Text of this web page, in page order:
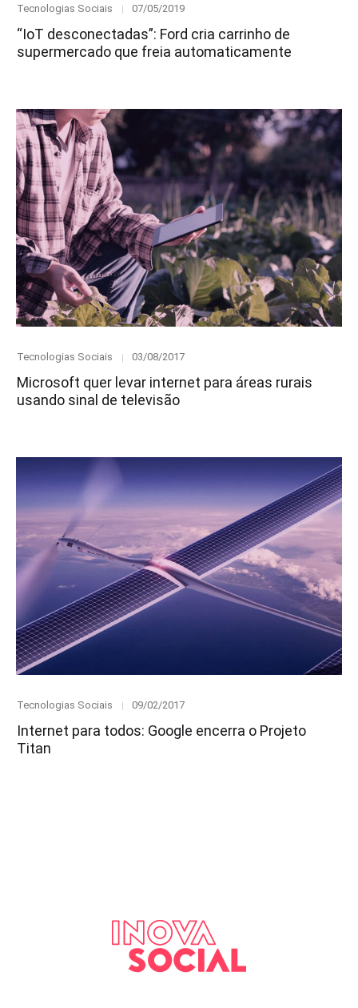
Category
Tecnologias Sociais
Posted
07/05/2019
“IoT desconectadas”: Ford cria carrinho de
supermercado que freia automaticamente
Category
Tecnologias Sociais
Posted
03/08/2017
Microsoft quer levar internet para áreas rurais
usando sinal de televisão
Category
Tecnologias Sociais
Posted
09/02/2017
Internet para todos: Google encerra o Projeto
Titan